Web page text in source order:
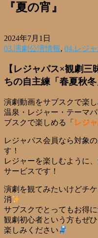
『夏の宵』
2024年7月1日
03.演劇公演情報, 04.レジ
【レジャパス×観劇
ちの自主練「春夏秋冬
演劇動画をサブスクで楽し
温泉・レジャー・テーマ
ブスクで楽しめる「 レジ
レジャパス会員なら対象
す！
レジャーを楽しむように
サービスです！
演劇を観てみたいけどチ
消
サブスクでとってもお得
観劇初心者という方もぜ
楽しみください